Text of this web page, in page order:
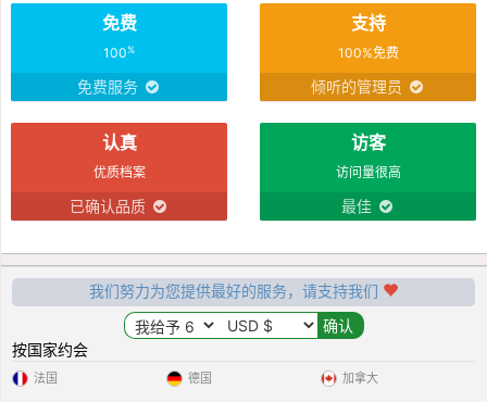
免费
100%
免费服务
支持
100%免费
倾听的管理员
认真
优质档案
已确认品质
访客
访问量很高
最佳
我们努力为您提供最好的服务，请支持我们
按国家约会
法国 德国 加拿大